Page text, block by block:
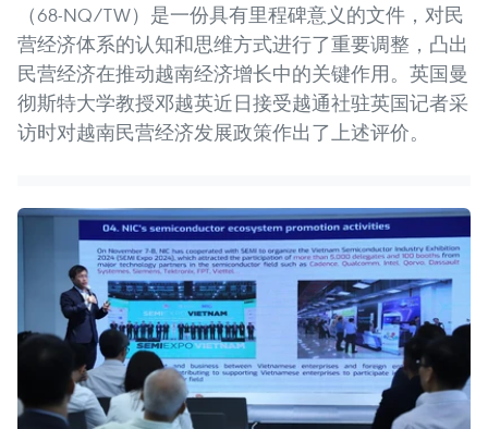
（68-NQ/TW）是一份具有里程碑意义的文件，对民
营经济体系的认知和思维方式进行了重要调整，凸出
民营经济在推动越南经济增长中的关键作用。英国曼
彻斯特大学教授邓越英近日接受越通社驻英国记者采
访时对越南民营经济发展政策作出了上述评价。